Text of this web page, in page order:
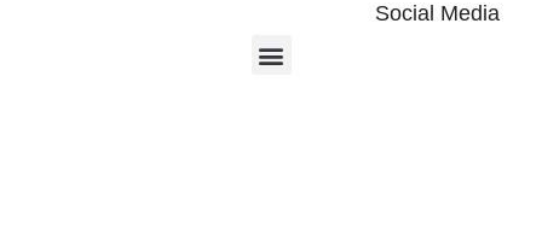
Social Media